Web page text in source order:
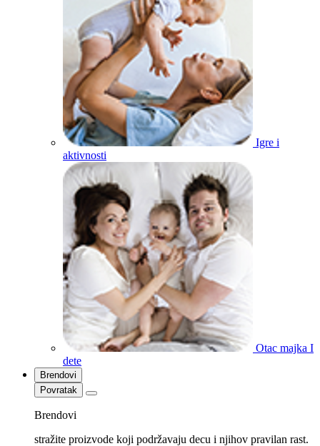
Igre i
aktivnosti
Otac majka I
dete
Brendovi
Povratak
Brendovi
stražite proizvode koji podržavaju decu i njihov pravilan rast.